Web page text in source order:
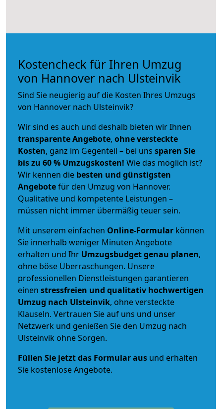
Kostencheck für Ihren Umzug
von Hannover nach Ulsteinvik
Sind Sie neugierig auf die Kosten Ihres Umzugs
von Hannover nach Ulsteinvik?
Wir sind es auch und deshalb bieten wir Ihnen
transparente Angebote, ohne versteckte
Kosten, ganz im Gegenteil – bei uns sparen Sie
bis zu 60 % Umzugskosten! Wie das möglich ist?
Wir kennen die besten und günstigsten
Angebotefür den Umzug von Hannover.
Qualitative und kompetente Leistungen –
müssen nicht immer übermäßig teuer sein.
Mit unserem einfachen Online-Formular können
Sie innerhalb weniger Minuten Angebote
erhalten und Ihr Umzugsbudgetgenau planen,
ohne böse Überraschungen. Unsere
professionellen Dienstleistungen garantieren
einen stressfreien und qualitativ hochwertigen
Umzug nach Ulsteinvik, ohne versteckte
Klauseln. Vertrauen Sie auf uns und unser
Netzwerk und genießen Sie den Umzug nach
Ulsteinvik ohne Sorgen.
Füllen Sie jetzt das Formular aus und erhalten
Sie kostenlose Angebote.